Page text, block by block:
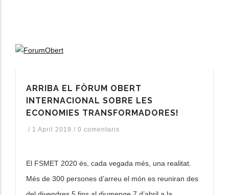
accions addicionals
ARRIBA EL FÒRUM OBERT
INTERNACIONAL SOBRE LES
ECONOMIES TRANSFORMADORES!
/ 1 April 2019 / 0 comentaris
El FSMET 2020 és, cada vegada més, una realitat.
Més de 300 persones d’arreu el món es reuniran des